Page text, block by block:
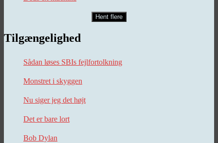
Hent flere
Tilgængelighed
Sådan løses SBIs fejlfortolkning
Monstret i skyggen
Nu siger jeg det højt
Det er bare lort
Bob Dylan